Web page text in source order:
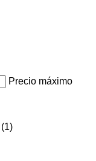
Precio máximo
(1)